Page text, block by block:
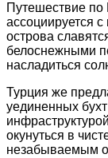
Путешествие по
ассоциируется
острова
белоснежными
насладиться
Турция же
уединенных
окунуться в
незабываемым